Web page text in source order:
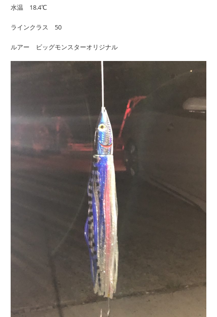
水温 18.4℃
ラインクラス 50
ルアー ビッグモンスターオリジナル